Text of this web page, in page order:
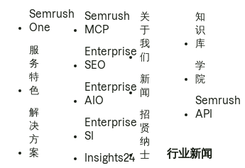
Semrush
One
服
务
特
色
解
决
方
案
Semrush
MCP
Enterprise
SEO
Enterprise
AIO
Enterprise
SI
Insights24
关
于
我
们
新
闻
招
贤
纳
士
知
识
库
学
院
Semrush
API
行业新闻